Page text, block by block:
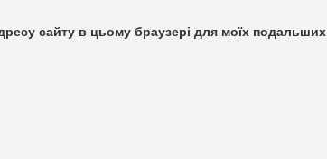
сайту в цьому браузері для моїх подальших